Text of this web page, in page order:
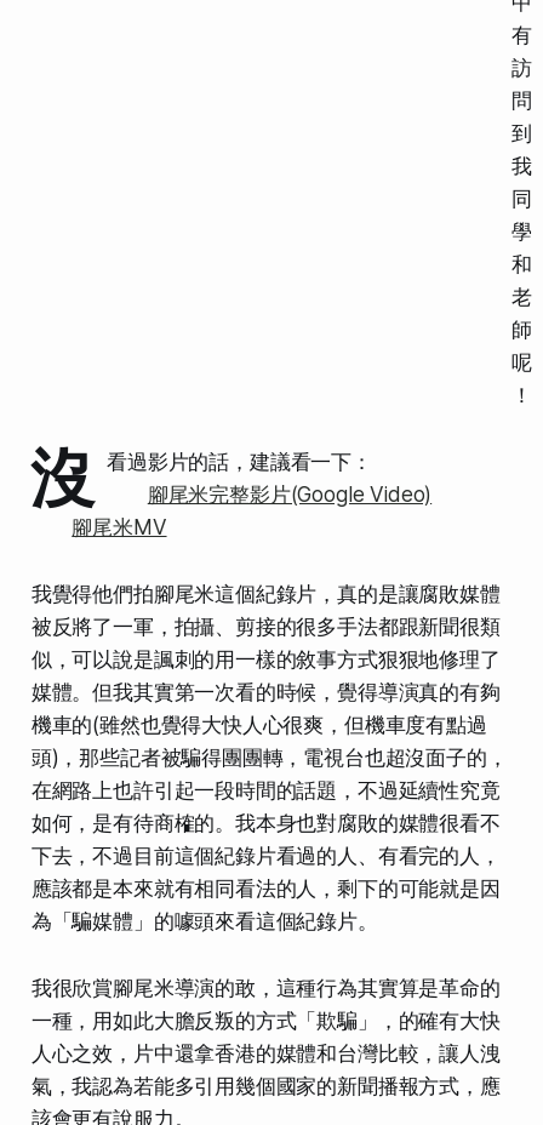
有
訪
問
到
我
同
學
和
老
師
呢
！
沒
看過影片的話，建議看一下：
腳尾米完整影片(Google Video)
腳尾米MV
我覺得他們拍腳尾米這個紀錄片，真的是讓腐敗媒體
被反將了一軍，拍攝、剪接的很多手法都跟新聞很類
似，可以說是諷刺的用一樣的敘事方式狠狠地修理了
媒體。但我其實第一次看的時候，覺得導演真的有夠
機車的(雖然也覺得大快人心很爽，但機車度有點過
頭)，那些記者被騙得團團轉，電視台也超沒面子的，
在網路上也許引起一段時間的話題，不過延續性究竟
如何，是有待商榷的。我本身也對腐敗的媒體很看不
下去，不過目前這個紀錄片看過的人、有看完的人，
應該都是本來就有相同看法的人，剩下的可能就是因
為「騙媒體」的噱頭來看這個紀錄片。
我很欣賞腳尾米導演的敢，這種行為其實算是革命的
一種，用如此大膽反叛的方式「欺騙」，的確有大快
人心之效，片中還拿香港的媒體和台灣比較，讓人洩
氣，我認為若能多引用幾個國家的新聞播報方式，應
該會更有說服力。